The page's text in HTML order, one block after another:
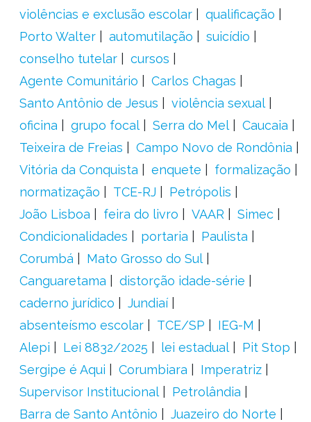
violências e exclusão escolar
qualificação
Porto Walter
automutilação
suicídio
conselho tutelar
cursos
Agente Comunitário
Carlos Chagas
Santo Antônio de Jesus
violência sexual
oficina
grupo focal Serra do Mel
Caucaia
Teixeira de Freias
Campo Novo de Rondônia
Vitória da Conquista
enquete
formalização
normatização
TCE-RJ
Petrópolis
João Lisboa
feira do livro VAAR
Simec
Condicionalidades
portaria
Paulista
Corumbá
Mato Grosso do Sul
Canguaretama
distorção idade-série
caderno jurídico
Jundiaí
absenteísmo escolar
TCE/SP
IEG-M
Alepi
Lei 8832/2025 lei estadual
Pit Stop
Sergipe é Aqui
Corumbiara
Imperatriz
Supervisor Institucional
Petrolândia
Barra de Santo Antônio
Juazeiro do Norte